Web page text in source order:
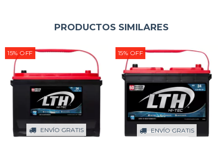
PRODUCTOS SIMILARES
15% OFF
ENVÍO GRATIS
15% OFF
ENVÍO GRATIS